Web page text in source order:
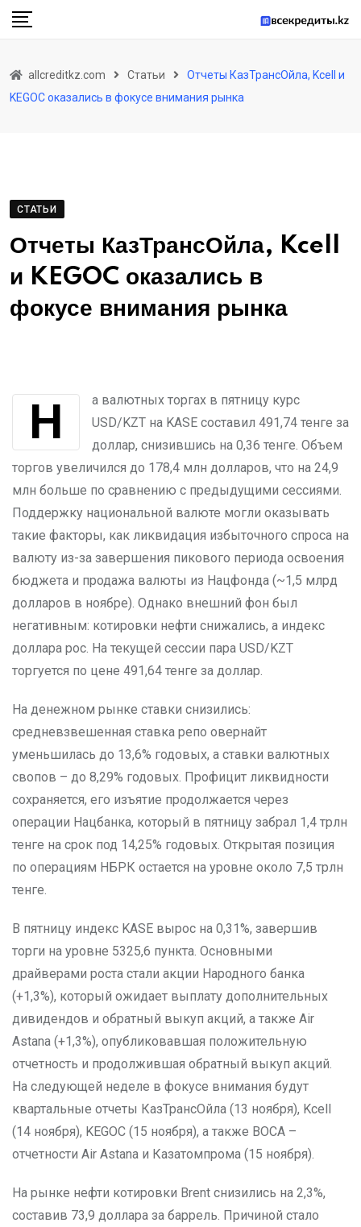
Skip
allcreditkz.com Статьи
Отчеты КазТрансОйла, Kcell и
KEGOC оказались в фокусе внимания рынка
СТАТЬИ
Отчеты КазТрансОйла, Kcell
и KEGOC оказались в
фокусе внимания рынка
На валютных торгах в пятницу курс
USD/KZT на KASE составил 491,74 тенге за
доллар, снизившись на 0,36 тенге. Объем
торгов увеличился до 178,4 млн долларов, что на 24,9
млн больше по сравнению с предыдущими сессиями.
Поддержку национальной валюте могли оказывать
такие факторы, как ликвидация избыточного спроса на
валюту из-за завершения пикового периода освоения
бюджета и продажа валюты из Нацфонда (~1,5 млрд
долларов в ноябре). Однако внешний фон был
негативным: котировки нефти снижались, а индекс
доллара рос. На текущей сессии пара USD/KZT
торгуется по цене 491,64 тенге за доллар.
На денежном рынке ставки снизились:
средневзвешенная ставка репо овернайт
уменьшилась до 13,6% годовых, а ставки валютных
свопов – до 8,29% годовых. Профицит ликвидности
сохраняется, его изъятие продолжается через
операции Нацбанка, который в пятницу забрал 1,4 трлн
тенге на срок под 14,25% годовых. Открытая позиция
по операциям НБРК остается на уровне около 7,5 трлн
тенге.
В пятницу индекс KASE вырос на 0,31%, завершив
торги на уровне 5325,6 пункта. Основными
драйверами роста стали акции Народного банка
(+1,3%), который ожидает выплату дополнительных
дивидендов и обратный выкуп акций, а также Air
Astana (+1,3%), опубликовавшая положительную
отчетность и продолжившая обратный выкуп акций.
На следующей неделе в фокусе внимания будут
квартальные отчеты КазТрансОйла (13 ноября), Kcell
(14 ноября), KEGOC (15 ноября), а также ВОСА –
отчетности Air Astana и Казатомпрома (15 ноября).
На рынке нефти котировки Brent снизились на 2,3%,
составив 73,9 доллара за баррель. Причиной стало